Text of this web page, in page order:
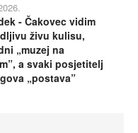
- Čakovec vidim
živu kulisu,
„muzej na
a svaki posjetitelj
„postava”